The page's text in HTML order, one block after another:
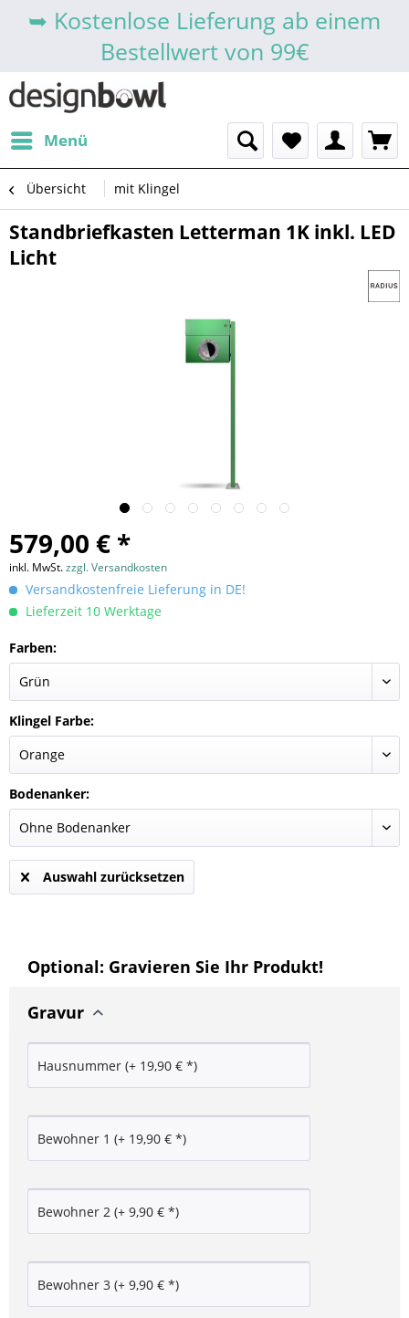
➥ Kostenlose Lieferung ab einem
Bestellwert von 99€
Menü
Übersicht mit Klingel
Standbriefkasten Letterman 1K inkl. LED
Licht
579,00 € *
inkl. MwSt.zzgl. Versandkosten
Versandkostenfreie Lieferung in DE!
Lieferzeit 10 Werktage
Farben:
Klingel Farbe:
Bodenanker:
Auswahl zurücksetzen
Optional: Gravieren Sie Ihr Produkt!
Gravur